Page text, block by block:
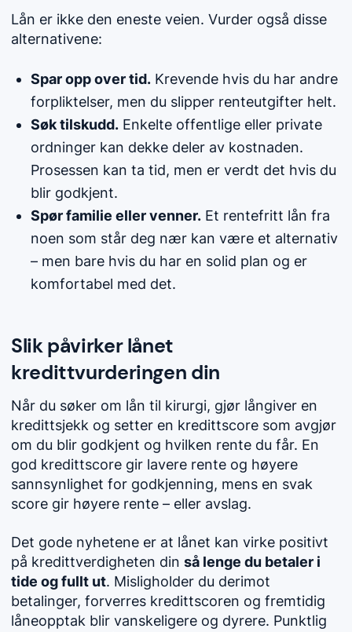
Lån er ikke den eneste veien. Vurder også disse
alternativene:
Spar opp over tid. Krevende hvis du har andre
forpliktelser, men du slipper renteutgifter helt.
Søk tilskudd. Enkelte offentlige eller private
ordninger kan dekke deler av kostnaden.
Prosessen kan ta tid, men er verdt det hvis du
blir godkjent.
Spør familie eller venner. Et rentefritt lån fra
noen som står deg nær kan være et alternativ
– men bare hvis du har en solid plan og er
komfortabel med det.
Slik påvirker lånet
kredittvurderingen din
Når du søker om lån til kirurgi, gjør långiver en
kredittsjekk og setter en kredittscore som avgjør
om du blir godkjent og hvilken rente du får. En
god kredittscore gir lavere rente og høyere
sannsynlighet for godkjenning, mens en svak
score gir høyere rente – eller avslag.
Det gode nyhetene er at lånet kan virke positivt
på kredittverdigheten din så lenge du betaler i
tide og fullt ut. Misligholder du derimot
betalinger, forverres kredittscoren og fremtidig
låneopptak blir vanskeligere og dyrere. Punktlig